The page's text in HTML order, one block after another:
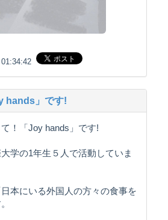
hands」です!
！「Joy hands」です!
学の1年生５人で活動していま
本にいる外国人の方々の食事を